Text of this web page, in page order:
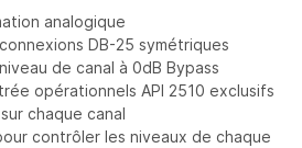
analogique
DB-25 symétriques
de canal à 0dB Bypass
opérationnels API 2510 exclusifs
chaque canal
contrôler les niveaux de chaque